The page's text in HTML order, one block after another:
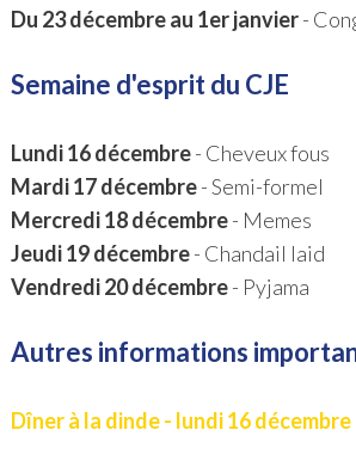
Du 23 décembre au 1er janvier-
Semaine d'esprit du CJE
Lundi 16 décembre- Cheveux fous
Mardi 17 décembre- Semi-formel
Mercredi 18 décembre- Memes
Jeudi 19 décembre- Chandail laid
Vendredi 20 décembre- Pyjama
Autres informations
Dîner à la dinde - lundi 16 décembre